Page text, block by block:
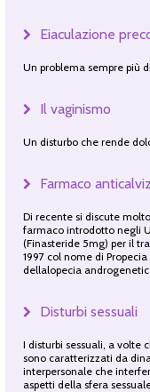
Eiaculazione
Un problema sempre più
Il vaginismo
Un disturbo che rende
Farmaco
Di recente si discute
farmaco introdotto negli
(Finasteride 5mg) per il
1997 col nome di
dellalopecia
Disturbi sessuali
I disturbi sessuali, a volte
sono caratterizzati da
interpersonale che
aspetti della sfera